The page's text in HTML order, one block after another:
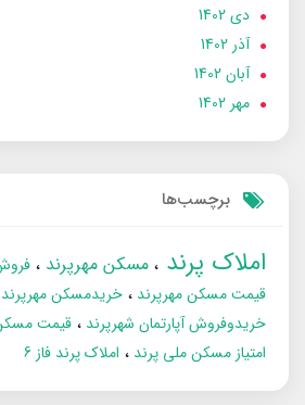
دی 1402
آذر 1402
آبان 1402
مهر 1402
برچسب‌ها
املاک پرند مسکن مهرپرند
قیمت مسکن مهرپرند
خریدمسکن مهرپرند
خریدوفروش آپارتمان شهرپرند
قیمت
امتیاز مسکن ملی پرند
املاک پرند فاز 6